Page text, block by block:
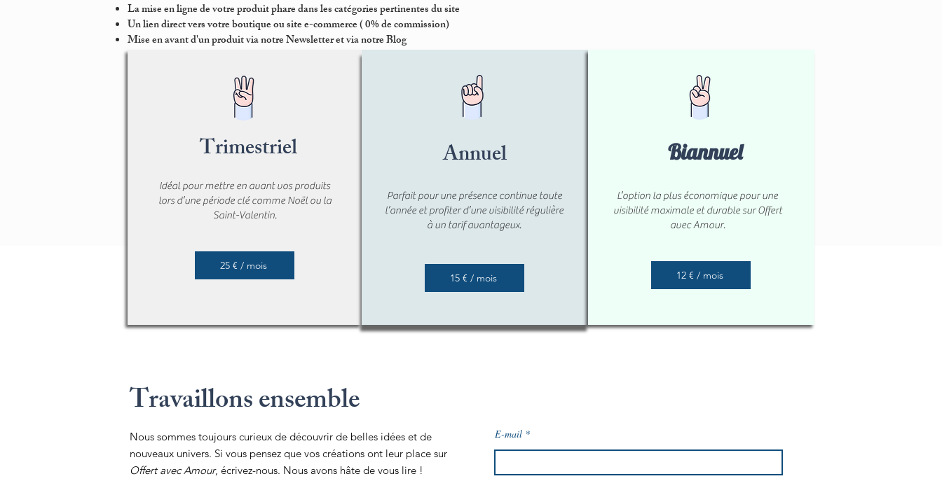
La mise en ligne de votre produit phare dans les catégories pertinentes du site
Un lien direct vers votre boutique ou site e-commerce ( 0% de commission)
Mise en avant d'un produit via notre Newsletter et via notre Blog
Le plus populaire
Trimestriel
Idéal pour mettre en avant vos produits
lors d’une période clé comme Noël ou la
Saint-Valentin.
25 € / mois
Annuel
Parfait pour une présence continue toute
l’année et profiter d’une visibilité régulière
à un tarif avantageux.
15 € / mois
Biannuel
L’option la plus économique pour une
visibilité maximale et durable sur Offert
avec Amour.
12 € / mois
Travaillons ensemble
Nous sommes toujours curieux de découvrir de belles idées et de
nouveaux univers. Si vous pensez que vos créations ont leur place sur
Offert avec Amour, écrivez-nous. Nous avons hâte de vous lire !
E-mail